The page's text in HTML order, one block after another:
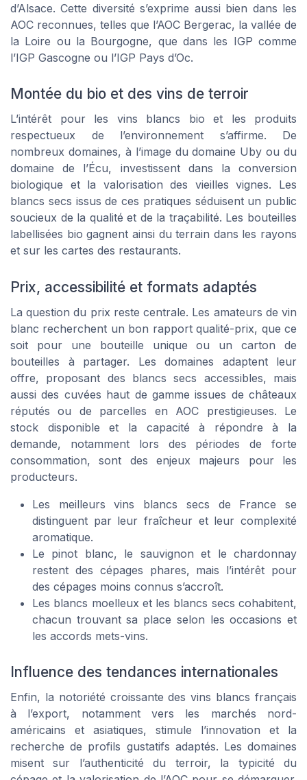
d’Alsace. Cette diversité s’exprime aussi bien dans les
AOC reconnues, telles que l’AOC Bergerac, la vallée de
la Loire ou la Bourgogne, que dans les IGP comme
l’IGP Gascogne ou l’IGP Pays d’Oc.
Montée du bio et des vins de terroir
L’intérêt pour les vins blancs bio et les produits
respectueux de l’environnement s’affirme. De
nombreux domaines, à l’image du domaine Uby ou du
domaine de l’Écu, investissent dans la conversion
biologique et la valorisation des vieilles vignes. Les
blancs secs issus de ces pratiques séduisent un public
soucieux de la qualité et de la traçabilité. Les bouteilles
labellisées bio gagnent ainsi du terrain dans les rayons
et sur les cartes des restaurants.
Prix, accessibilité et formats adaptés
La question du prix reste centrale. Les amateurs de vin
blanc recherchent un bon rapport qualité-prix, que ce
soit pour une bouteille unique ou un carton de
bouteilles à partager. Les domaines adaptent leur
offre, proposant des blancs secs accessibles, mais
aussi des cuvées haut de gamme issues de châteaux
réputés ou de parcelles en AOC prestigieuses. Le
stock disponible et la capacité à répondre à la
demande, notamment lors des périodes de forte
consommation, sont des enjeux majeurs pour les
producteurs.
Les meilleurs vins blancs secs de France se
distinguent par leur fraîcheur et leur complexité
aromatique.
Le pinot blanc, le sauvignon et le chardonnay
restent des cépages phares, mais l’intérêt pour
des cépages moins connus s’accroît.
Les blancs moelleux et les blancs secs cohabitent,
chacun trouvant sa place selon les occasions et
les accords mets-vins.
Influence des tendances internationales
Enfin, la notoriété croissante des vins blancs français
à l’export, notamment vers les marchés nord-
américains et asiatiques, stimule l’innovation et la
recherche de profils gustatifs adaptés. Les domaines
misent sur l’authenticité du terroir, la typicité du